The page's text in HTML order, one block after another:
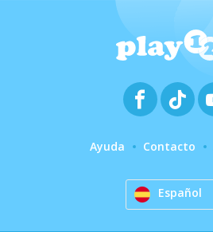
Ayuda Contacto
Español